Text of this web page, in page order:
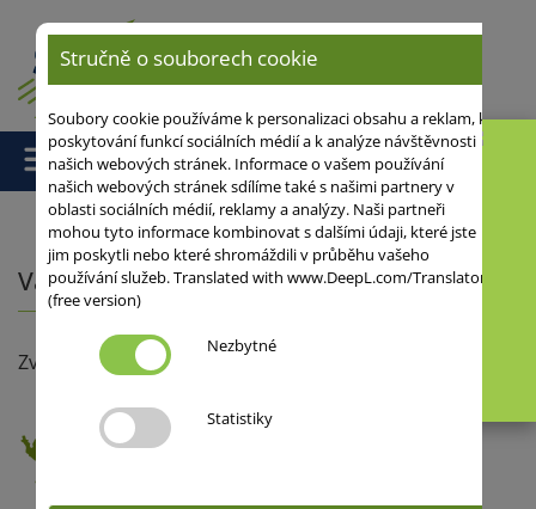
Váš poradce
Zvolte Vaši oblast
Stručně o souborech cookie
Soubory cookie používáme k personalizaci obsahu a reklam, k
poskytování funkcí sociálních médií a k analýze návštěvnosti
našich webových stránek. Informace o vašem používání
našich webových stránek sdílíme také s našimi partnery v
oblasti sociálních médií, reklamy a analýzy. Naši partneři
mohou tyto informace kombinovat s dalšími údaji, které jste
jim poskytli nebo které shromáždili v průběhu vašeho
používání služeb. Translated with www.DeepL.com/Translator
(free version)
Nezbytné
Statistiky